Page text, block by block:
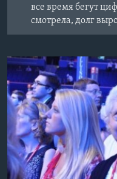
все время бегут
смотрела, долг